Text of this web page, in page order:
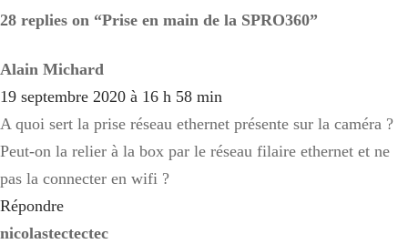
28 replies on “Prise en main de la SPRO360”
Alain Michard
19 septembre 2020 à 16 h 58 min
A quoi sert la prise réseau ethernet présente sur la caméra ?
Peut-on la relier à la box par le réseau filaire ethernet et ne
pas la connecter en wifi ?
Répondre
nicolastectectec